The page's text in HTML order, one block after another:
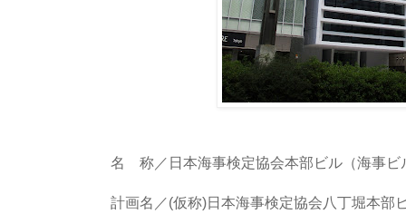
名 称／日本海事検定協会本部ビル（海事ビ
計画名／(仮称)日本海事検定協会八丁堀本部